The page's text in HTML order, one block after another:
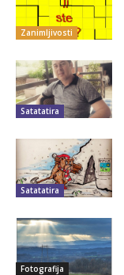
Zanimljivosti
Satatatira
Satatatira
Fotografija